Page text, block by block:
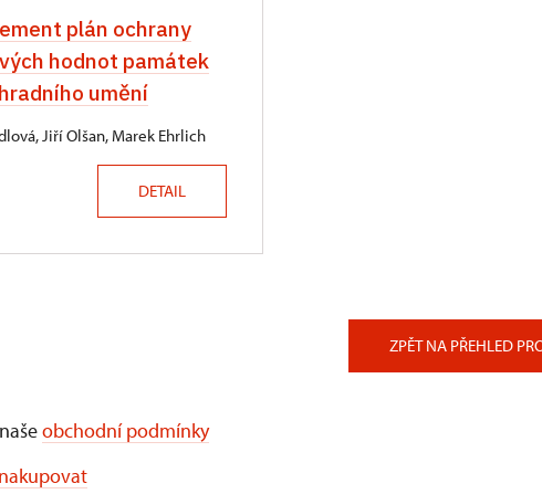
plán ochrany
hodnot památek
umění
Jiří Olšan, Marek Ehrlich
DETAIL
ZPĚT NA PŘEHLED
obchodní podmínky